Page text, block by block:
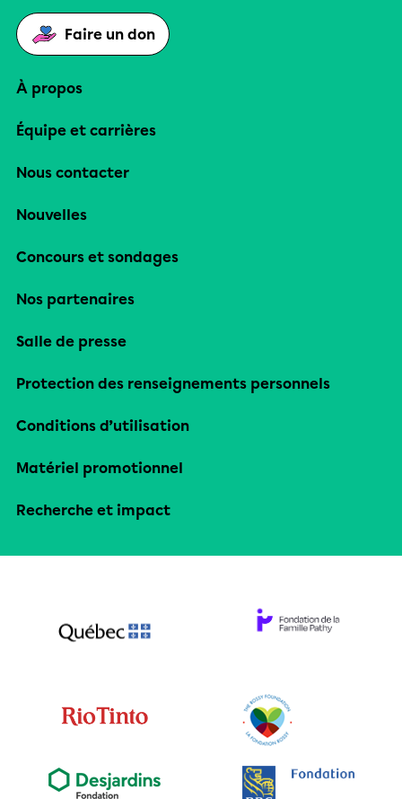
Faire un don
À propos
Équipe et carrières
Nous contacter
Nouvelles
Concours et sondages
Nos partenaires
Salle de presse
Protection des renseignements personnels
Conditions d’utilisation
Matériel promotionnel
Recherche et impact